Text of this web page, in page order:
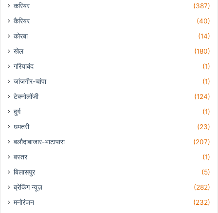
करियर
(387)
कैरियर
(40)
कोरबा
(14)
खेल
(180)
गरियाबंद
(1)
जांजगीर-चांपा
(1)
टेक्नोलॉजी
(124)
दुर्ग
(1)
धमतरी
(23)
बलौदाबाजार-भाटापारा
(207)
बस्तर
(1)
बिलासपुर
(5)
ब्रेकिंग न्यूज़
(282)
मनोरंजन
(232)